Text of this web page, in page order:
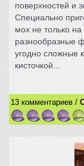
поверхностей и
Специально
мох не только
разнообразные
угодно сложные
кисточкой...
13 комментариев /